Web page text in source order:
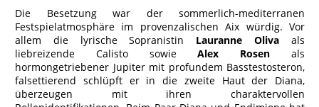
Die Besetzung war der sommerlich-mediterranen
Festspielatmosphäre im provenzalischen Aix würdig. Vor
allem die lyrische Sopranistin Lauranne Oliva als
liebreizende Calisto sowieAlex Rosenals
hormongetriebener Jupiter mit profundem Basstestosteron,
falsettierend schlüpft er in die zweite Haut der Diana,
überzeugen mit ihren charaktervollen